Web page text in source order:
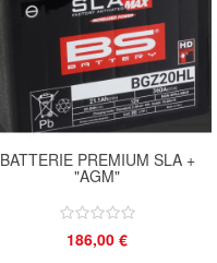
BATTERIE PREMIUM SLA +
"AGM"
186,00 €